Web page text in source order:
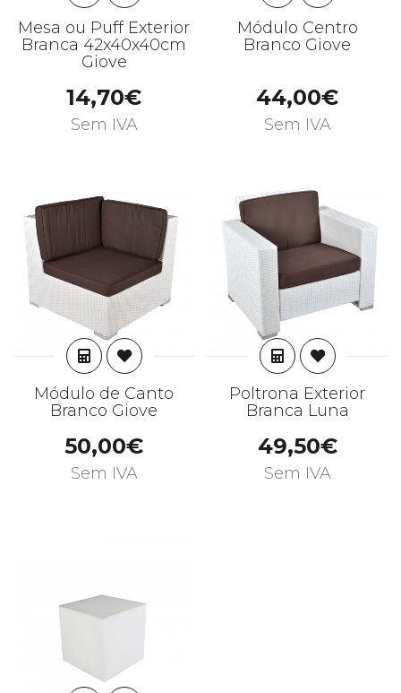
Mesa ou Puff Exterior
Branca 42x40x40cm
Giove
14,70€
Sem IVA
Módulo Centro
Branco Giove
44,00€
Sem IVA
ADICIONAR
Módulo de Canto
Branco Giove
50,00€
Sem IVA
ADICIONAR
Poltrona Exterior
Branca Luna
49,50€
Sem IVA